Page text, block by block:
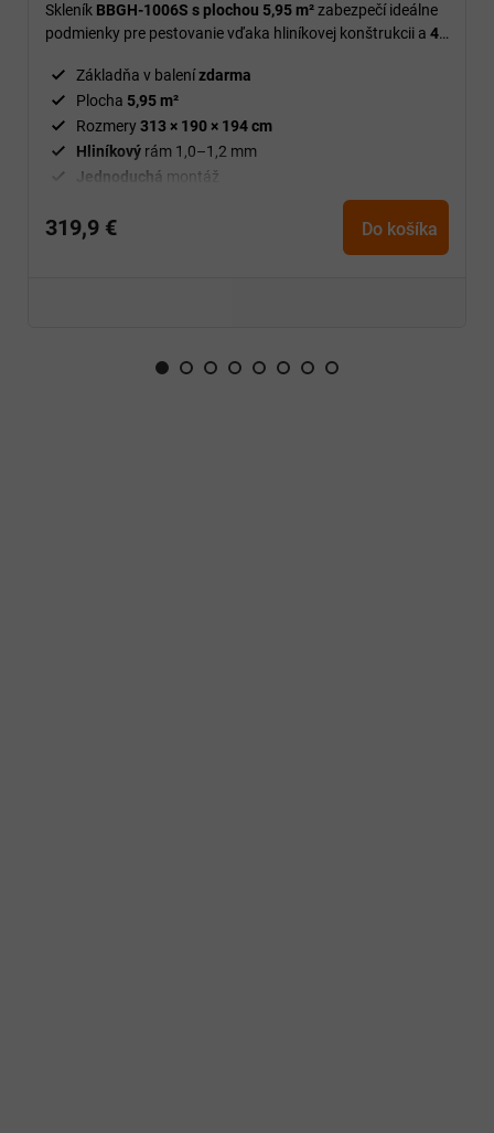
Skleník BBGH-1006S s plochou 5,95 m²zabezpečí ideálne
podmienky pre pestovanie vďaka hliníkovej konštrukcii a 4
Základňa v balenízdarma
Plocha 5,95 m²
Rozmery313 × 190 × 194 cm
Hliníkový rám 1,0–1,2 mm
Jednoduchá montáž
319,9 € Do košíka